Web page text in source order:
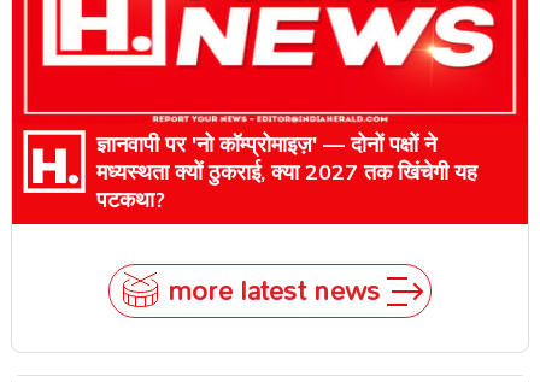
ज्ञानवापी पर 'नो कॉम्प्रोमाइज़' — दोनों पक्षों ने
मध्यस्थता क्यों ठुकराई, क्या 2027 तक खिंचेगी यह
पटकथा?
more latest news